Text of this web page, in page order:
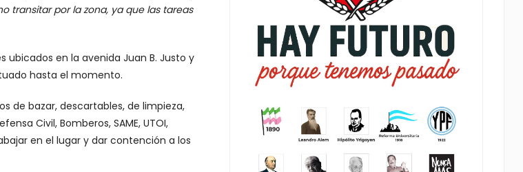
transitar por la zona, ya que las tareas
en la avenida Juan B. Justo y
hasta el momento.
de bazar, descartables, de limpieza,
Civil, Bomberos, SAME, UTOI,
en el lugar y dar contención a los
Facebook
LinkedIn